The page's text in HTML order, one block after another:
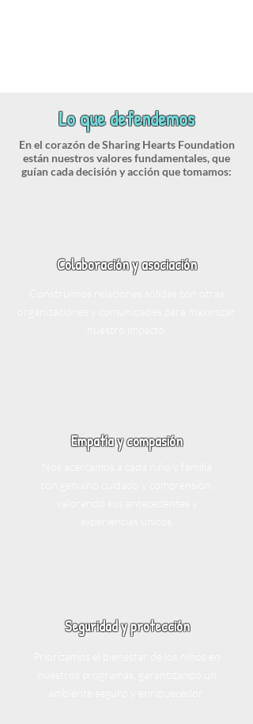
Lo que defendemos
En el corazón de Sharing Hearts Foundation
están nuestros valores fundamentales, que
guían cada decisión y acción que tomamos:
Colaboración y asociación
Empatía y compasión
Seguridad y protección